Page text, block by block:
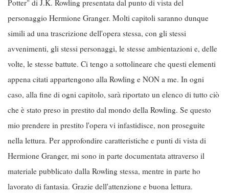
Potter" di J.K. Rowling presentata dal punto di vista del
personaggio Hermione Granger. Molti capitoli saranno dunque
simili ad una trascrizione dell'opera stessa, con gli stessi
avvenimenti, gli stessi personaggi, le stesse ambientazioni e, delle
volte, le stesse battute. Ci tengo a sottolineare che questi elementi
appena citati appartengono alla Rowling e NON a me. In ogni
caso, alla fine di ogni capitolo, sarà riportato un elenco di tutto ciò
che è stato preso in prestito dal mondo della Rowling. Se questo
mio prendere in prestito l'opera vi infastidisce, non proseguite
nella lettura. Per approfondire caratteristiche e punti di vista di
Hermione Granger, mi sono in parte documentata attraverso il
materiale pubblicato dalla Rowling stessa, mentre in parte ho
lavorato di fantasia. Grazie dell'attenzione e buona lettura.